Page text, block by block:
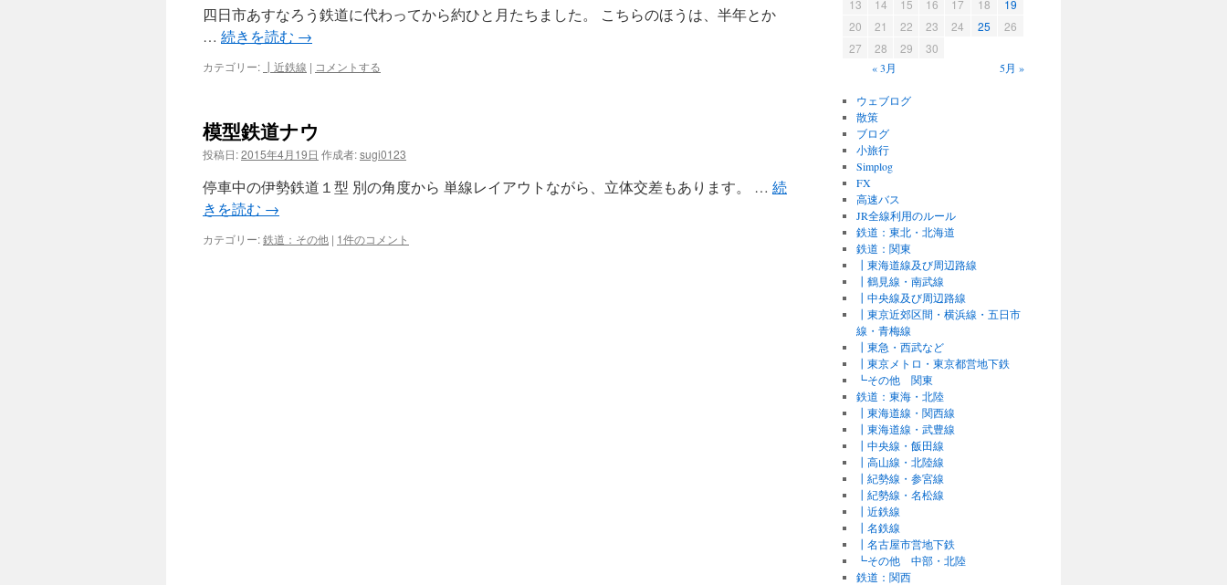
四日市あすなろう鉄道に代わってから約ひと月たちました。 こちらのほうは、半年とか
… 続きを読む →
カテゴリー: ┃近鉄線 | コメントする
模型鉄道ナウ
投稿日:2015年4月19日 作成者:sugi0123
停車中の伊勢鉄道１型 別の角度から 単線レイアウトながら、立体交差もあります。 … 続
きを読む →
カテゴリー:鉄道：その他 | 1件のコメント
13 14 15 16 17 18
19
20
21 22 23 24 25
26
27
28 29 30
« 3月 5月 »
ウェブログ
散策
ブログ
小旅行
Simplog
FX
高速バス
JR全線利用のルール
鉄道：東北・北海道
鉄道：関東
┃東海道線及び周辺路線
┃鶴見線・南武線
┃中央線及び周辺路線
┃東京近郊区間・横浜線・五日市
線・青梅線
┃東急・西武など
┃東京メトロ・東京都営地下鉄
┗その他 関東
鉄道：東海・北陸
┃東海道線・関西線
┃東海道線・武豊線
┃中央線・飯田線
┃高山線・北陸線
┃紀勢線・参宮線
┃紀勢線・名松線
┃近鉄線
┃名鉄線
┃名古屋市営地下鉄
┗その他 中部・北陸
鉄道：関西